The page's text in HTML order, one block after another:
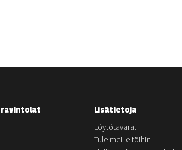
ravintolat Lisätietoja
Löytötavarat
Tule meille töihin